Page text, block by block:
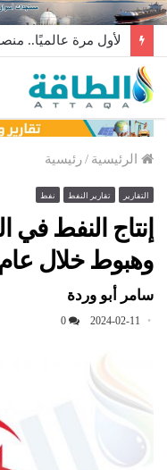
الرئيسية /رئيسية
التقارير تقارير النفط نفط
إنتاج النفط
وهبوط خلال
سامر أبو وردة
2024-02-11
0